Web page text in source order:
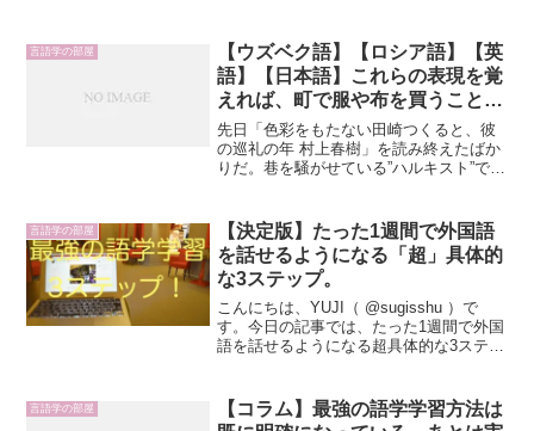
言語学の部屋
【ウズベク語】【ロシア語】【英
語】【日本語】これらの表現を覚
えれば、町で服や布を買うことが
できる
先日「色彩をもたない田崎つくると、彼
の巡礼の年 村上春樹」を読み終えたばか
りだ。巷を騒がせている”ハルキスト”では
る。得られる教訓や格言めいたキラーフ
レーズはないが、作品...
言語学の部屋
【決定版】たった1週間で外国語
を話せるようになる「超」具体的
な3ステップ。
こんにちは、YUJI（ @sugisshu ）で
す。今日の記事では、たった1週間で外国
語を話せるようになる超具体的な3ステッ
の言語を話す人が少ないように感じてい
ます...
言語学の部屋
【コラム】最強の語学学習方法は